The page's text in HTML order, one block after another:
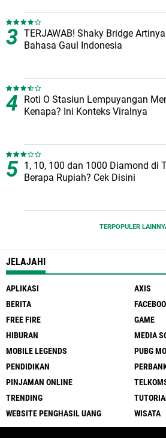
TERJAWAB! Shaky Bridge
Bahasa Gaul Indonesia
Roti O Stasiun Lempuyangan
Kenapa? Ini Konteks Viralnya
1, 10, 100 dan 1000 Diamond di
Berapa Rupiah? Cek Disini
TERPOPULER
JELAJAHI
APLIKASI
AXIS
BERITA
FREE FIRE
GAME
HIBURAN
MEDIA
MOBILE LEGENDS
PUBG
PENDIDIKAN
PINJAMAN ONLINE
TRENDING
WEBSITE PENGHASIL UANG
WISATA